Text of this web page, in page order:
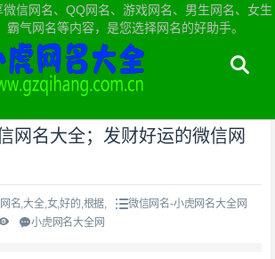
信网名、QQ网名、游戏网名、男生网名、女生
霸气网名等内容，是您选择网名的好助手。
全网首页>微信网名
网名大全；发财好运的微信网
名,大全,女,好的,根据,
微信网名-小虎网名大全网
小虎网名大全网